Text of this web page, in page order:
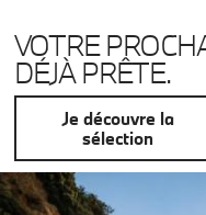
VOTRE
DÉJÀ PRÊTE.
Je découvre la
sélection